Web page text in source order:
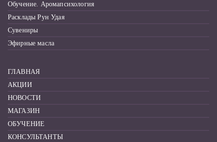
Обучение. Аромапсихология
Расклады Рун Удая
Сувениры
Эфирные масла
ГЛАВНАЯ
АКЦИИ
НОВОСТИ
МАГАЗИН
ОБУЧЕНИЕ
КОНСУЛЬТАНТЫ